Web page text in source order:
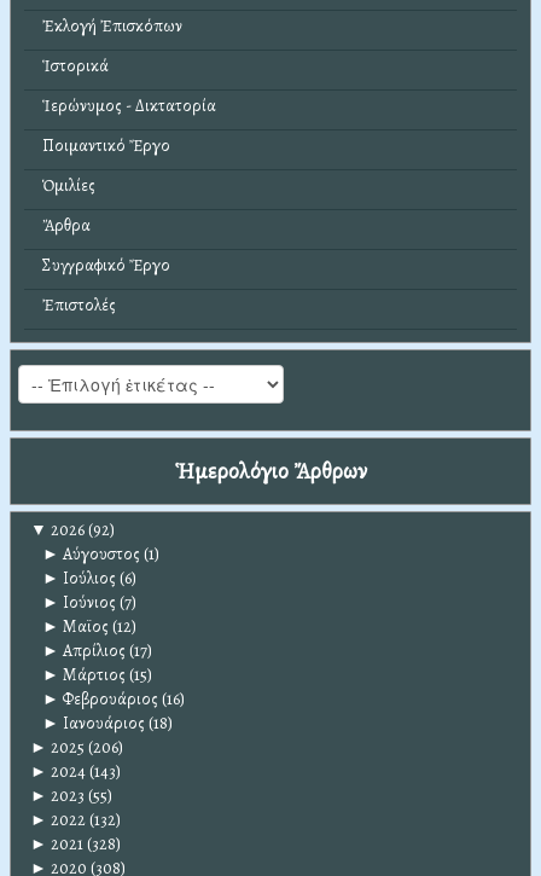
Ἐκλογή Ἐπισκόπων
Ἱστορικά
Ἱερώνυμος - Δικτατορία
Ποιμαντικό Ἔργο
Ὁμιλίες
Ἄρθρα
Συγγραφικό Ἔργο
Ἐπιστολές
Ἡμερολόγιο Ἄρθρων
▼ 2026(92)
► Αύγουστος (1)
► Ιούλιος (6)
► Ιούνιος (7)
► Μαϊος (12)
► Απρίλιος (17)
► Μάρτιος (15)
► Φεβρουάριος (16)
► Ιανουάριος (18)
► 2025 (206)
► 2024(143)
► 2023 (55)
► 2022(132)
► 2021(328)
► 2020 (308)